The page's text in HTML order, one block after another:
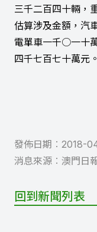
三千二百四十輛，
估算涉及金額，汽
電單車一千○一十
四千七百七十萬元。
發佈日期︰ 2018-
消息來源︰ 澳門日
回到新聞列表